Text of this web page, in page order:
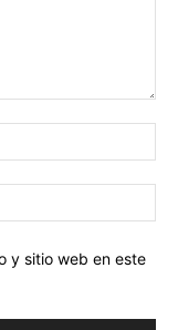
y sitio web en este